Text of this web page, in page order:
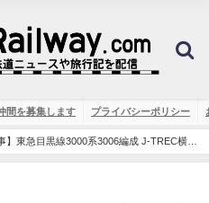
間を募集します プライバシーポリシー
】東急目黒線3000系3006編成 J-TREC横浜